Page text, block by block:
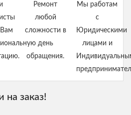
Ремонт
любой
сложности в
день
обращения.
Мы работам
с
Юридическими
лицами и
на заказ!